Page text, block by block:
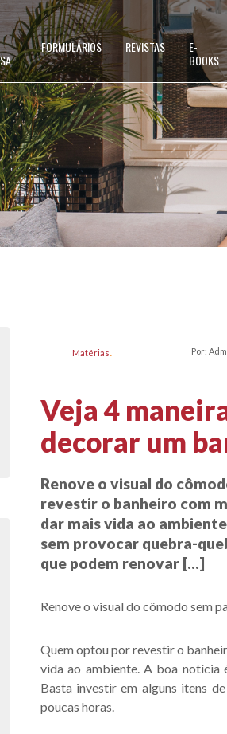
FORMULÁRIOS REVISTAS
E-
BOOKS
Matérias Por:
Veja 4
decorar um
Renove o visual do
revestir o banheiro com
dar mais vida ao
sem provocar quebra-
que podem renovar […]
Renove o visual do cômodo sem
Quem optou por revestir o
vida ao ambiente. A boa notícia
Basta investir em alguns itens
poucas horas.